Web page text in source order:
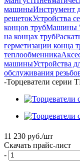
машиныИнструмент
решетокУстройства
концов трубМашины
на концах труб
герметизации конца
теплообменника
машиныУстройства
обслуживания
-Торцеватели серии
11 230 руб./шт
Скачать прайс-лист
-